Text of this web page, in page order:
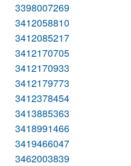
3398007269
3412058810
3412085217
3412170705
3412170933
3412179773
3412378454
3413885363
3418991466
3419466047
3462003839